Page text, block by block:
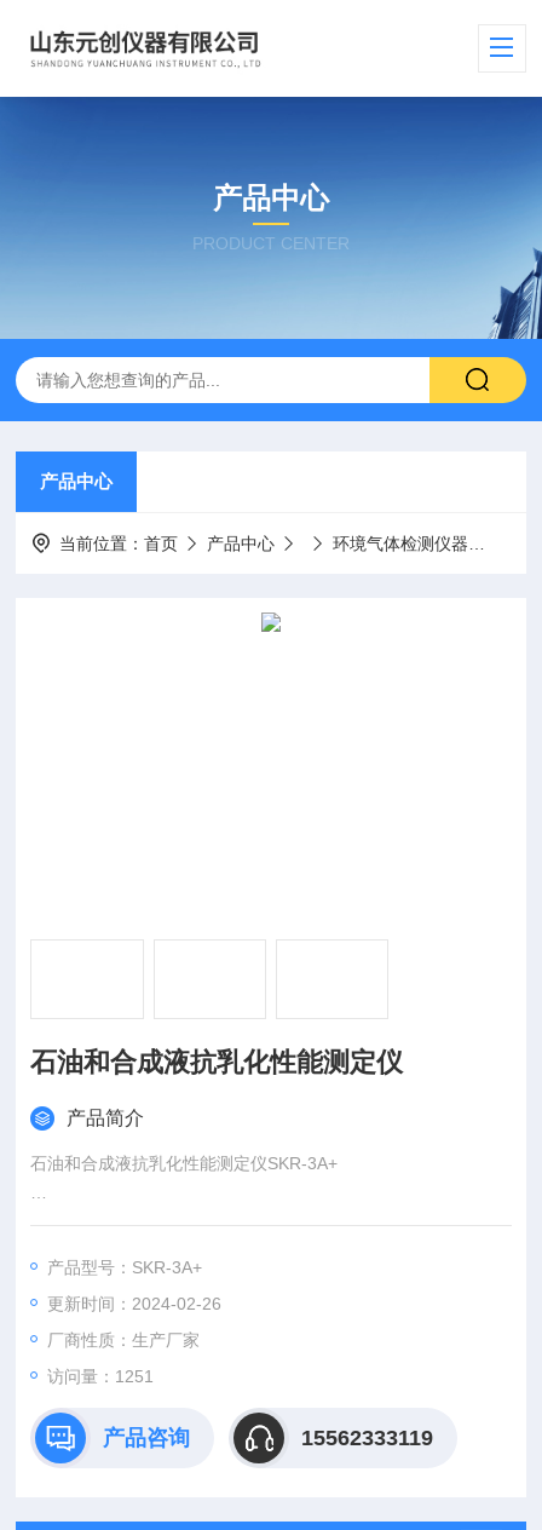
产品中心
PRODUCT CENTER
产品中心
当前位置：首页 产品中心 环境气体检测仪器
石油和合成液抗乳化性能测定仪
产品简介
石油和合成液抗乳化性能测定仪SKR-3A+
该仪器符合GB/T7305<石油和合成液水分离性测定法>和GB/T76
液与水分分离的能力.
产品型号：SKR-3A+
更新时间：2024-02-26
厂商性质：生产厂家
访问量：1251
产品咨询 15562333119